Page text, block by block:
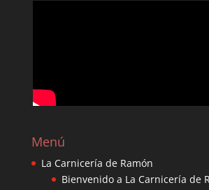
Menú
La Carnicería de Ramón
Bienvenido a La Carnicería de